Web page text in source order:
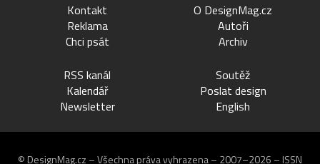
Kontakt
Reklama
Chci psát
O DesignMag.cz
Autoři
Archiv
RSS kanál
Kalendář
Newsletter
Soutěž
Poslat design
English
© DesignMag.cz – Všechna práva vyhrazena – 2007–2026 – ISSN